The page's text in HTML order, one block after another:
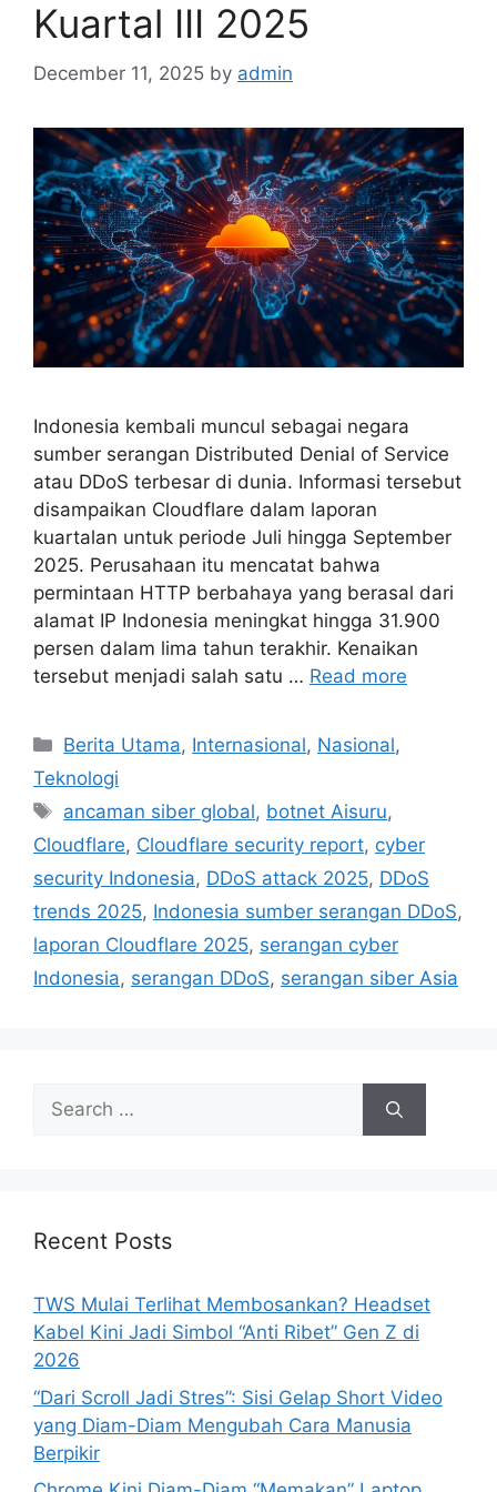
Kuartal III 2025
December 11, 2025 by admin
Indonesia kembali muncul sebagai negara
sumber serangan Distributed Denial of Service
atau DDoS terbesar di dunia. Informasi tersebut
disampaikan Cloudflare dalam laporan
kuartalan untuk periode Juli hingga September
2025. Perusahaan itu mencatat bahwa
permintaan HTTP berbahaya yang berasal dari
alamat IP Indonesia meningkat hingga 31.900
persen dalam lima tahun terakhir. Kenaikan
tersebut menjadi salah satu … Read more
Categories
Berita Utama, Internasional, Nasional,
Teknologi
Tags
ancaman siber global, botnet Aisuru,
Cloudflare, Cloudflare security report, cyber
security Indonesia, DDoS attack 2025, DDoS
trends 2025, Indonesia sumber serangan DDoS,
laporan Cloudflare 2025, serangan cyber
Indonesia, serangan DDoS, serangan siber Asia
Search
for:
Recent Posts
TWS Mulai Terlihat Membosankan? Headset
Kabel Kini Jadi Simbol “Anti Ribet” Gen Z di
2026
“Dari Scroll Jadi Stres”: Sisi Gelap Short Video
yang Diam-Diam Mengubah Cara Manusia
Berpikir